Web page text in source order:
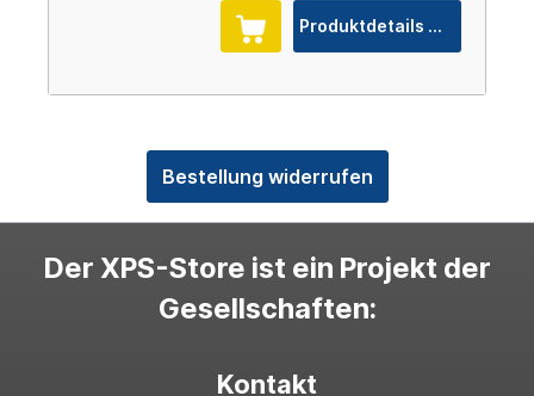
Produktdetails
Bestellung widerrufen
Der XPS-Store ist ein Projekt der
Gesellschaften:
Kontakt